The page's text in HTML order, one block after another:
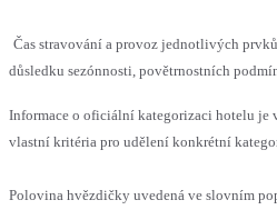
Čas stravování a provoz jednotlivých
důsledku sezónnosti, povětrnostních
Informace o oficiální kategorizaci hotelu je
vlastní kritéria pro udělení konkrétní
Polovina hvězdičky uvedená ve slovním